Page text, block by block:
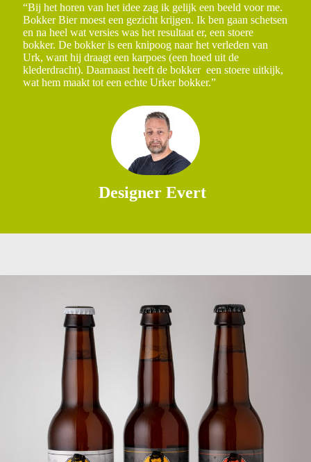
“Bij het horen van het idee zag ik gelijk een beeld voor me.
Bokker Bier moest een gezicht krijgen. Ik ben gaan schetsen
en na heel wat versies was het resultaat er, een stoere
bokker. De bokker is een knipoog naar het verleden van
Urk, want hij draagt een karpoes (een hoed uit de
klederdracht). Daarnaast heeft de bokker een stoere uitkijk,
wat hem maakt tot een echte Urker bokker.”
Designer Evert